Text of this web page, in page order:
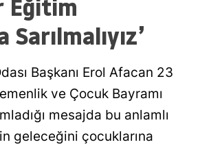
Ankara
Aydın
Balıkesir
Eğitim
Sarılmalıyız’
Başkanı Erol Afacan 23
ve Çocuk Bayramı
mesajda bu anlamlı
geleceğini çocuklarına